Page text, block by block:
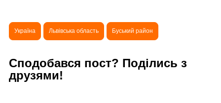
Україна Львівська область Буський район
Сподобався пост? Поділись з
друзями!